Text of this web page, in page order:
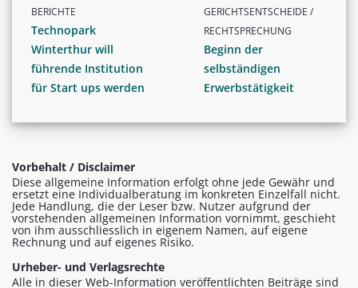
BERICHTE
Technopark
Winterthur will
führende Institution
für Start ups werden
GERICHTSENTSCHEIDE /
RECHTSPRECHUNG
Beginn der
selbständigen
Erwerbstätigkeit
Vorbehalt / Disclaimer
Diese allgemeine Information erfolgt ohne jede Gewähr und
ersetzt eine Individualberatung im konkreten Einzelfall nicht.
Jede Handlung, die der Leser bzw. Nutzer aufgrund der
vorstehenden allgemeinen Information vornimmt, geschieht
von ihm ausschliesslich in eigenem Namen, auf eigene
Rechnung und auf eigenes Risiko.
Urheber- und Verlagsrechte
Alle in dieser Web-Information veröffentlichten Beiträge sind